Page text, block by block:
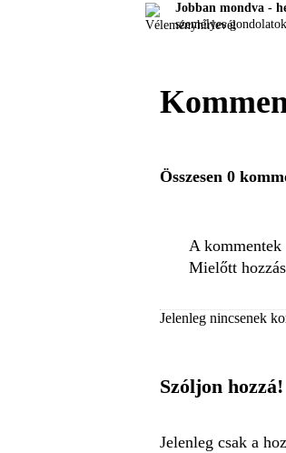
Jobban mondva -
személyes
Összesen 0
A kommentek
Mielőtt
Jelenleg nincsenek
Szóljon hozzá!
Jelenleg csak a